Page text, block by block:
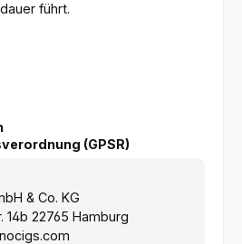
führt.
(GPSR)
& Co. KG
14b 22765 Hamburg